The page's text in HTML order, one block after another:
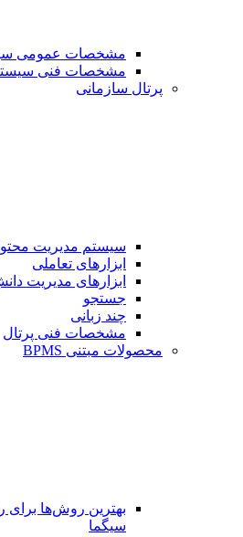
مشخصات عمومی
مشخصات فنی
پرتال سازمانی
سیستم مدیریت محتوا
ابزارهای تعاملی
ابزارهای مدیریت
جستجو
چند زبانی
مشخصات فنی پرتال
محصولات مبتنی BPMS
بهترین روش‌ها
سیگما